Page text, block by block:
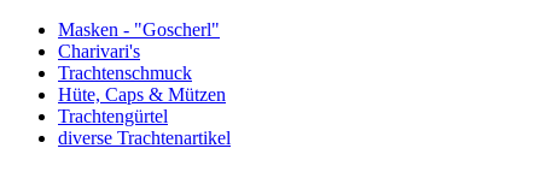
Masken - "Goscherl"
Charivari's
Trachtenschmuck
Hüte, Caps & Mützen
Trachtengürtel
diverse Trachtenartikel